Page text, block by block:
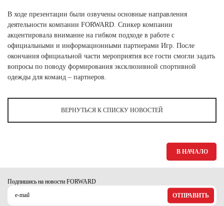
Ямало-Ненецкий автономный округ (1)
В ходе презентации были озвучены основные направления
деятельности компании FORWARD. Спикер компании
акцентировала внимание на гибком подходе в работе с
официальными и информационными партнерами Игр. После
окончания официальной части мероприятия все гости смогли задать
вопросы по поводу формирования эксклюзивной спортивной
одежды для команд – партнеров.
ВЕРНУТЬСЯ К СПИСКУ НОВОСТЕЙ
В НАЧАЛО
Подпишись на новости FORWARD
ОТПРАВИТЬ